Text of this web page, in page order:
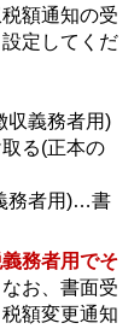
額通知の受
定してくだ
収義務者用)
る(正本の
務者用)…書
務者用でそ
なお、書面受
額変更通知